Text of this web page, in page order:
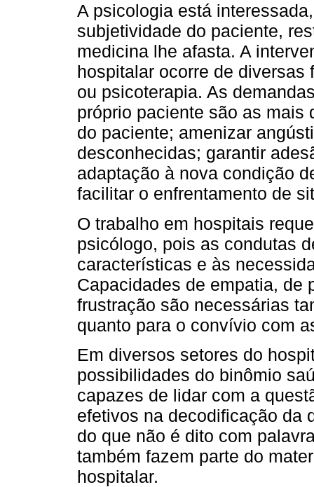
A psicologia está
subjetividade do paciente,
medicina lhe afasta. A
hospitalar ocorre de diversas
ou psicoterapia. As
próprio paciente são as mais
do paciente; amenizar
desconhecidas; garantir
adaptação à nova condição
facilitar o enfrentamento de
O trabalho em hospitais
psicólogo, pois as condutas
características e às
Capacidades de empatia, de
frustração são necessárias
quanto para o convívio com
Em diversos setores do
possibilidades do binômio
capazes de lidar com a
efetivos na decodificação da
do que não é dito com
também fazem parte do
hospitalar.